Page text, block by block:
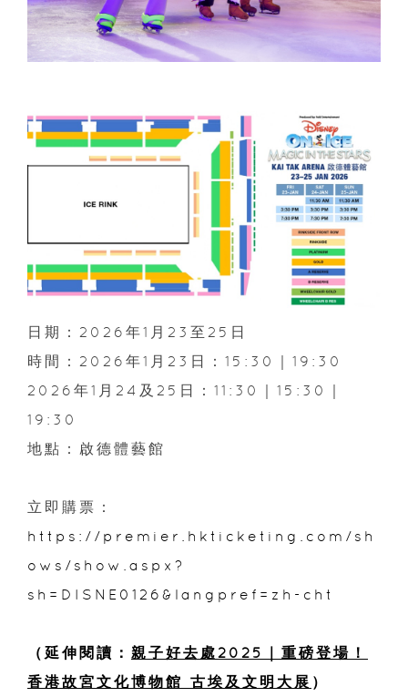
日期：2026年1月23至25日
時間：2026年1月23日：15:30｜19:30
2026年1月24及25日：11:30｜15:30｜
19:30
地點：啟德體藝館
立即購票：
https://premier.hkticketing.com/sh
ows/show.aspx?
sh=DISNE0126&langpref=zh-cht
（延伸閱讀： 親子好去處2025｜重磅登場！
香港故宮文化博物館 古埃及文明大展 ）